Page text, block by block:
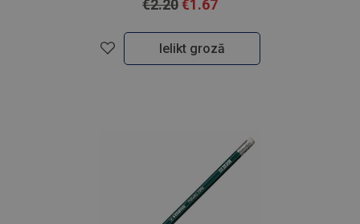
€2.20€1.67
Ielikt grozā